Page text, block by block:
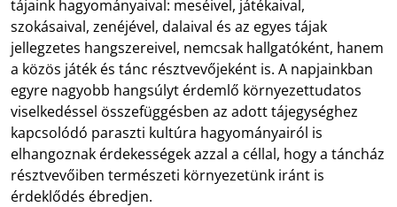
tájaink hagyományaival: meséivel, játékaival,
szokásaival, zenéjével, dalaival és az egyes tájak
jellegzetes hangszereivel, nemcsak hallgatóként, hanem
a közös játék és tánc résztvevőjeként is. A napjainkban
egyre nagyobb hangsúlyt érdemlő környezettudatos
viselkedéssel összefüggésben az adott tájegységhez
kapcsolódó paraszti kultúra hagyományairól is
elhangoznak érdekességek azzal a céllal, hogy a táncház
résztvevőiben természeti környezetünk iránt is
érdeklődés ébredjen.